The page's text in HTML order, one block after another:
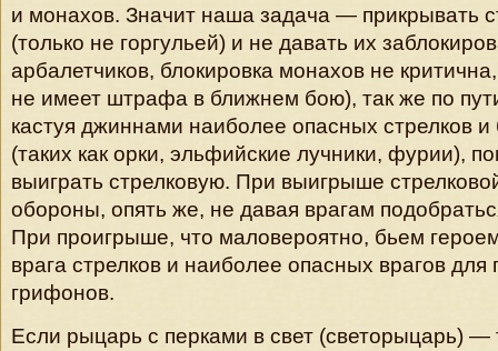
и монахов. Значит наша задача — прикрывать
(только не горгульей) и не давать их
арбалетчиков, блокировка монахов не
не имеет штрафа в ближнем бою), так же по
кастуя джиннами наиболее опасных стрелков и
(таких как орки, эльфийские лучники, фурии),
выиграть стрелковую. При выигрыше
обороны, опять же, не давая врагам
При проигрыше, что маловероятно, бьем
врага стрелков и наиболее опасных врагов для
грифонов.
Если рыцарь с перками в свет (светорыцарь) —